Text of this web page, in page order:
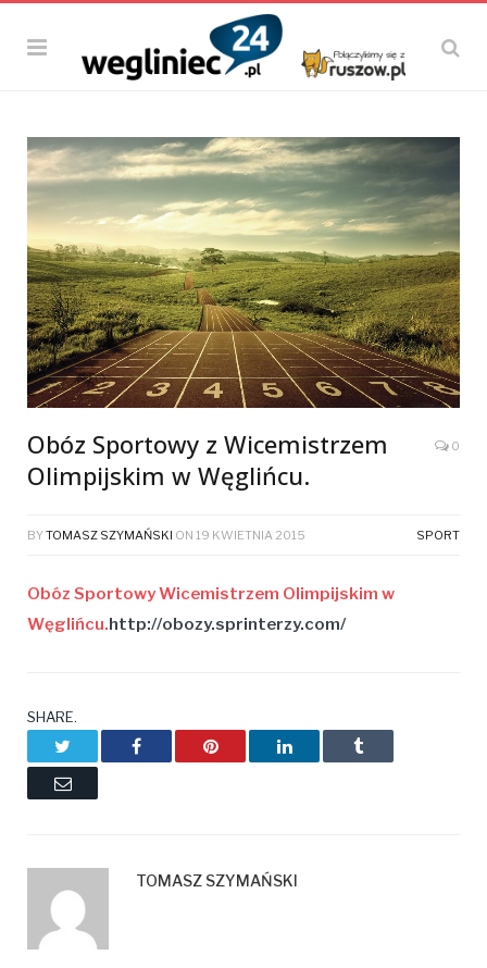
Obóz Sportowy z Wicemistrzem
Olimpijskim w Węglińcu.
0
BYTOMASZ SZYMAŃSKI ON 19 KWIETNIA 2015 SPORT
Obóz Sportowy Wicemistrzem Olimpijskim w
Węglińcu.http://obozy.sprinterzy.com/
SHARE.
TwitterFacebookPinterestLinkedInTumblr
Email
TOMASZ SZYMAŃSKI